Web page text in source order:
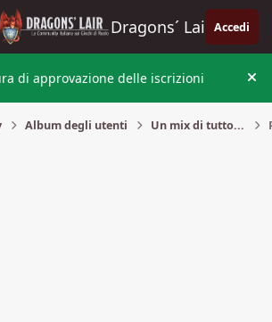
Dragons´ Lair Accedi
di approvazione delle iscrizioni
Album degli utenti Un mix di tutto...